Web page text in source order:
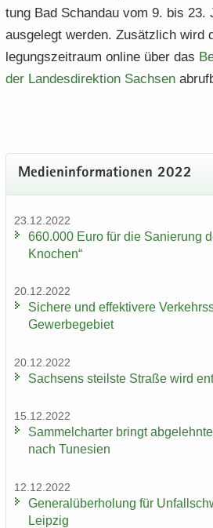
tung Bad Schand­au vom 9. bis 23.
aus­ge­legt wer­den. Zu­sätz­lich wird
le­gungs­zeit­raum on­line über das
der Lan­des­di­rek­ti­on Sach­sen
Me­di­en­in­for­ma­tio­nen 2022
23.12.2022
660.000 Euro für die Sa­nie­rung
Kno­chen“
20.12.2022
Si­che­re und ef­fek­ti­ve­re
Ge­wer­be­ge­biet
20.12.2022
Sach­sens steils­te Stra­ße wird
15.12.2022
Sam­mel­char­ter bringt
nach Tu­ne­si­en
12.12.2022
Ge­ne­ral­über­ho­lung für
Leip­zig